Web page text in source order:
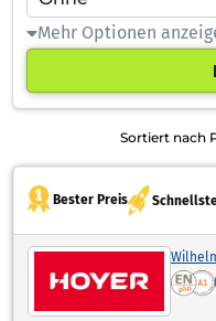
Mehr Optionen
Sortiert nach
Bester Preis